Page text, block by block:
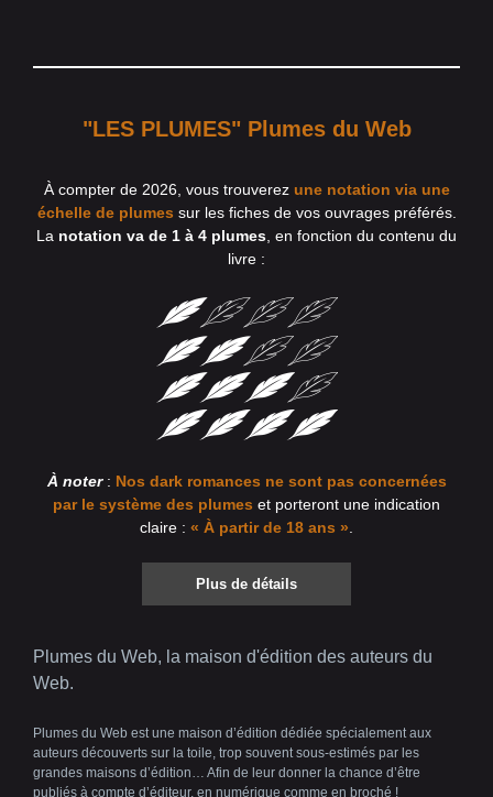
"LES PLUMES" Plumes du Web
À compter de 2026, vous trouverez une notation via une
échelle de plumes sur les fiches de vos ouvrages préférés.
La notation va de 1 à 4 plumes , en fonction du contenu du
livre :
À noter: Nos dark romances ne sont pas concernées
par le système des plumes et porteront une indication
claire : « À partir de 18 ans ».
Plus de détails
Plumes du Web, la maison d'édition des auteurs du
Web.
Plumes du Web est une maison d’édition dédiée spécialement aux
auteurs découverts sur la toile, trop souvent sous-estimés par les
grandes maisons d’édition… Afin de leur donner la chance d’être
publiés à compte d’éditeur, en numérique comme en broché !